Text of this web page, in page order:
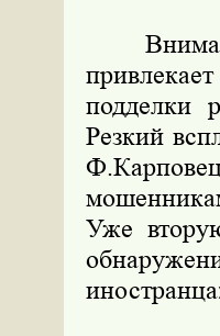
подделки
Резкий
Уже